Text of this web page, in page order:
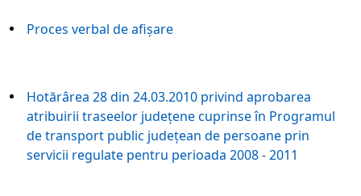
Proces verbal de afişare
Hotărârea 28 din 24.03.2010 privind aprobarea
atribuirii traseelor judeţene cuprinse în Programul
de transport public judeţean de persoane prin
servicii regulate pentru perioada 2008 - 2011